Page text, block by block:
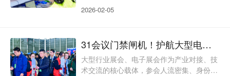
灵活适配、智能
现场制证模式常陷入效率低下、证件易伪
身份管控、品牌呈现的高端需求。31会议深
耕现场制证签到领域，依托数字化技术构建
全流程制证服务体系，以极速制证、多维防
2026-02-05
31会议门禁闸机！护航大型电子展，筑牢智慧出入安全线
大型行业展会、电子展会作为产业对接、技
术交流的核心载体，参会人流密集、身份多